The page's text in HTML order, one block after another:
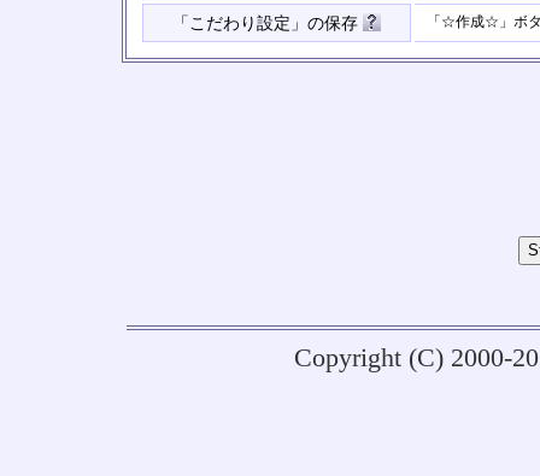
「こだわり設定」の保存 「☆作成☆」ボ
Copyright (C) 2000-